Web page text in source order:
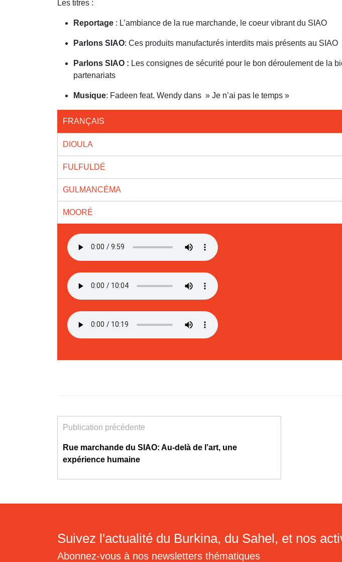
Les titres :
Reportage : L’ambiance de la rue marchande, le coeur vibrant du SIAO
Parlons SIAO: Ces produits manufacturés interdits mais présents au SIAO
Parlons SIAO : Les consignes de sécurité pour le bon déroulement de la
partenariats
Musique: Fadeen feat. Wendy dans » Je n’ai pas le temps »
FRANÇAIS
DIOULA
FULFULDÉ
GULMANCÉMA
MOORÉ
Publication précédente
Rue marchande du SIAO: Au-delà de l’art, une
expérience humaine
Suivez l'actualité du Burkina, du Sahel, et nos
Abonnez-vous à nos newsletters thématiques